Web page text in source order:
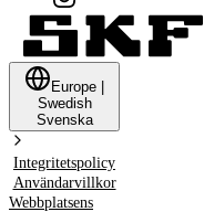
Europe
Swedish
Svenska
Integritetspolicy
Användarvillkor
Webbplatsens